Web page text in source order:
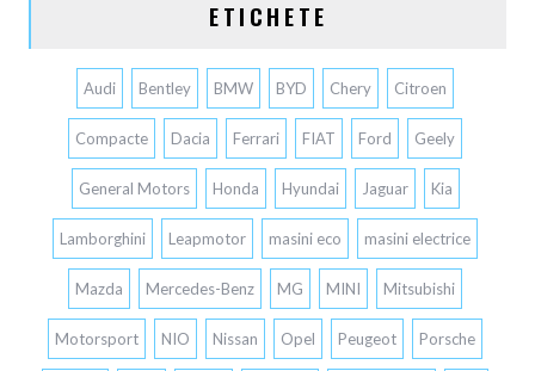
ETICHETE
Audi Bentley BMW BYD Chery Citroen
Compacte Dacia Ferrari FIAT Ford Geely
General Motors Honda Hyundai Jaguar Kia
Lamborghini Leapmotor masini eco masini electrice
Mazda Mercedes-Benz MG MINI Mitsubishi
Motorsport NIO Nissan Opel Peugeot Porsche